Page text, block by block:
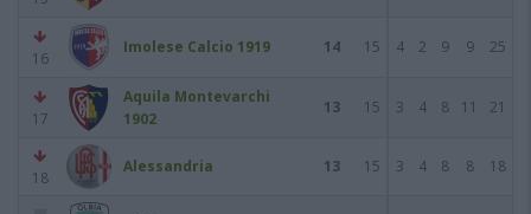
16
Imolese Calcio 1919 14 15 4 2 9 9 25
17
Aquila Montevarchi
1902
13 15 3 4 8 11 21
18
Alessandria 13 15 3 4 8 8 18